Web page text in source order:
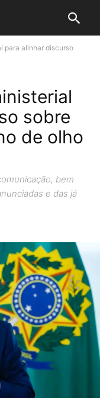
para alinhar discurso
sobre
de olho
bem
e das já